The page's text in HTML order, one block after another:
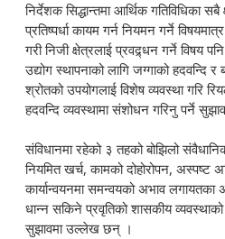
निर्देशक सिद्धान्तमा आर्थिक गतिविधिका
प्रतिष्पर्धा कायम गर्न नियमन गर्ने
गरी निजी क्षेत्रलाई प्रवद्र्धन गर्ने विषय
उद्योग स्थापनाको लागि जग्गाको हदवन्दि
श्रोतको उपयोगलाई विशेष व्यवस्था गरि
हदवन्दि व्यवस्थामा संशोधन गरिनु पर्ने
संविधानमा रहेको ३ तहको बोझिलो
नियमित खर्च, कामको दोहोरोपन, अस्पष्ट
कार्यान्वयनमा समन्वयको अभाव
धान्न सकिने प्रवृतिको शासकीय व्यवस्थाको
सुझावमा उल्लेख छन् ।